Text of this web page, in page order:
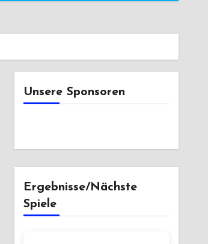
Unsere Sponsoren
Ergebnisse/Nächste
Spiele